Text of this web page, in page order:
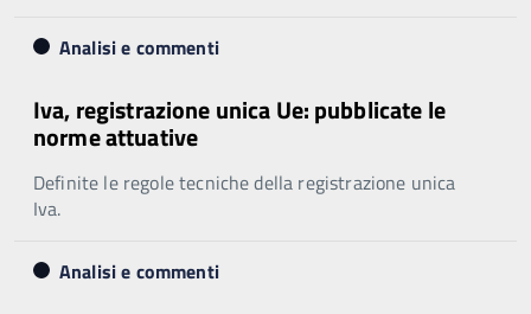
Analisi e commenti
Iva, registrazione unica Ue: pubblicate le
norme attuative
Definite le regole tecniche della registrazione unica
Iva.
Analisi e commenti